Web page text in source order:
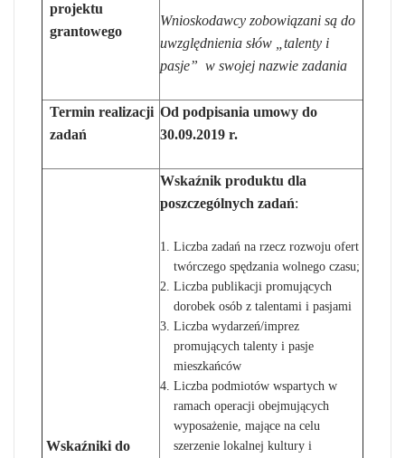
projektu
grantowego
Wnioskodawcy zobowiązani są do
uwzględnienia słów „talenty i
pasje” w swojej nazwie zadania
Termin realizacji
zadań
Od podpisania umowy do
30.09.2019 r.
Wskaźniki do
Wskaźnik produktu dla
poszczególnych zadań:
Liczba zadań na rzecz rozwoju ofert
twórczego spędzania wolnego czasu;
Liczba publikacji promujących
dorobek osób z talentami i pasjami
Liczba wydarzeń/imprez
promujących talenty i pasje
mieszkańców
Liczba podmiotów wspartych w
ramach operacji obejmujących
wyposażenie, mające na celu
szerzenie lokalnej kultury i